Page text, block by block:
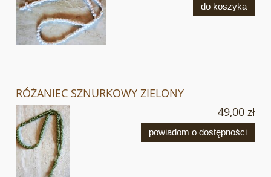
do koszyka
RÓŻANIEC SZNURKOWY ZIELONY
49,00 zł
powiadom o dostępności